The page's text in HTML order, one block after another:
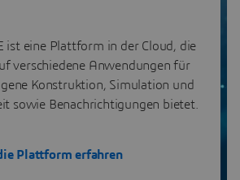
ist eine Plattform in der Cloud, die
verschiedene Anwendungen für
Konstruktion, Simulation und
sowie Benachrichtigungen bietet.
Plattform erfahren